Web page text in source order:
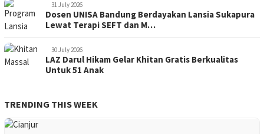
31 July 2026
Dosen UNISA Bandung Berdayakan Lansia Sukapura
Lewat Terapi SEFT dan M…
30 July 2026
LAZ Darul Hikam Gelar Khitan Gratis Berkualitas
Untuk 51 Anak
TRENDING THIS WEEK